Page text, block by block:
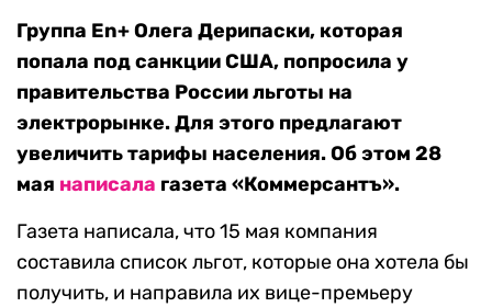
Группа En+ Олега Дерипаски, которая
попала под санкции США, попросила у
правительства России льготы на
электрорынке. Для этого предлагают
увеличить тарифы населения. Об этом 28
мая написала газета «Коммерсантъ».
Газета написала, что 15 мая компания
составила список льгот, которые она хотела бы
получить, и направила их вице-премьеру